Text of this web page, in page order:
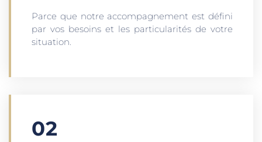
Parce que notre accompagnement est défini
par vos besoins et les particularités de votre
situation.
02